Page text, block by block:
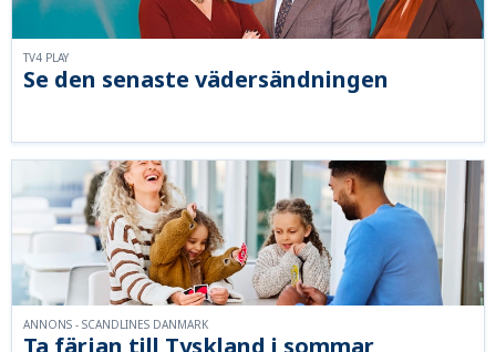
Se den senaste vädersändningen
TV4 PLAY
ANNONS - SCANDLINES DANMARK